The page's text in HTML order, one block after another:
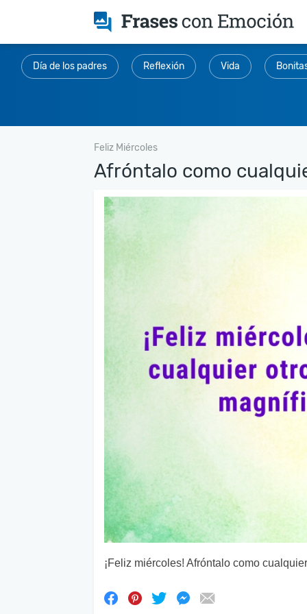
Día de los padres Reflexión Vida
Feliz Miércoles
Afróntalo como
¡Feliz miércoles! Afróntalo como